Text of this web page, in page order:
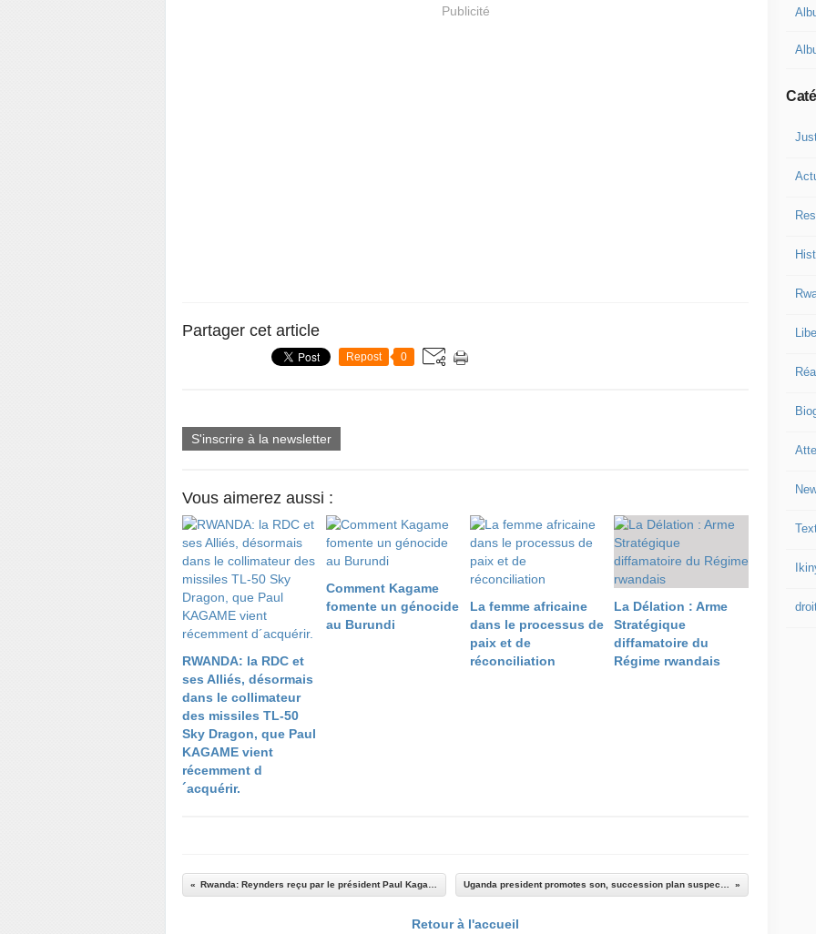
Publicité
Partager cet article
Repost 0
S'inscrire à la newsletter
Vous aimerez aussi :
RWANDA: la RDC et
ses Alliés, désormais
dans le collimateur
des missiles TL-50
Sky Dragon, que Paul
KAGAME vient
récemment d
´acquérir.
Comment Kagame
fomente un génocide
au Burundi
La femme africaine
dans le processus de
paix et de
réconciliation
La Délation : Arme
Stratégique
diffamatoire du
Régime rwandais
Retour à l'accueil